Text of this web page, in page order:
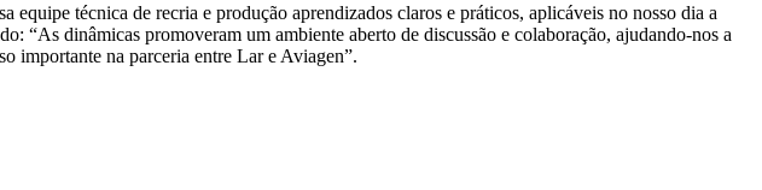
técnica de recria e produção aprendizados claros e práticos, aplicáveis no nosso dia a
“As dinâmicas promoveram um ambiente aberto de discussão e colaboração, ajudando-nos a
importante na parceria entre Lar e Aviagen”.